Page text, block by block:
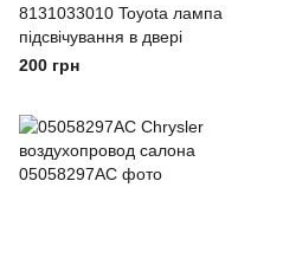
8131033010 Toyota лампа
підсвічування в двері
200 грн